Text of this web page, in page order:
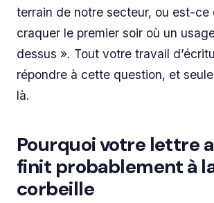
terrain de notre secteur, ou est-ce
craquer le premier soir où un
dessus ». Tout votre travail
répondre à cette question, et
là.
Pourquoi votre lettre
finit probablement à
corbeille